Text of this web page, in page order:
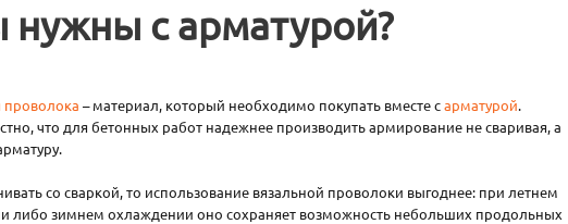
с арматурой?
проволока – материал, который необходимо покупать вместе сарматурой.
что для бетонных работ надежнее производить армирование не сваривая, а
со сваркой, то использование вязальной проволоки выгоднее: при летнем
либо зимнем охлаждении оно сохраняет возможность небольших продольных